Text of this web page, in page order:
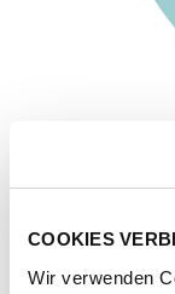
COOKIES
Wir verwenden